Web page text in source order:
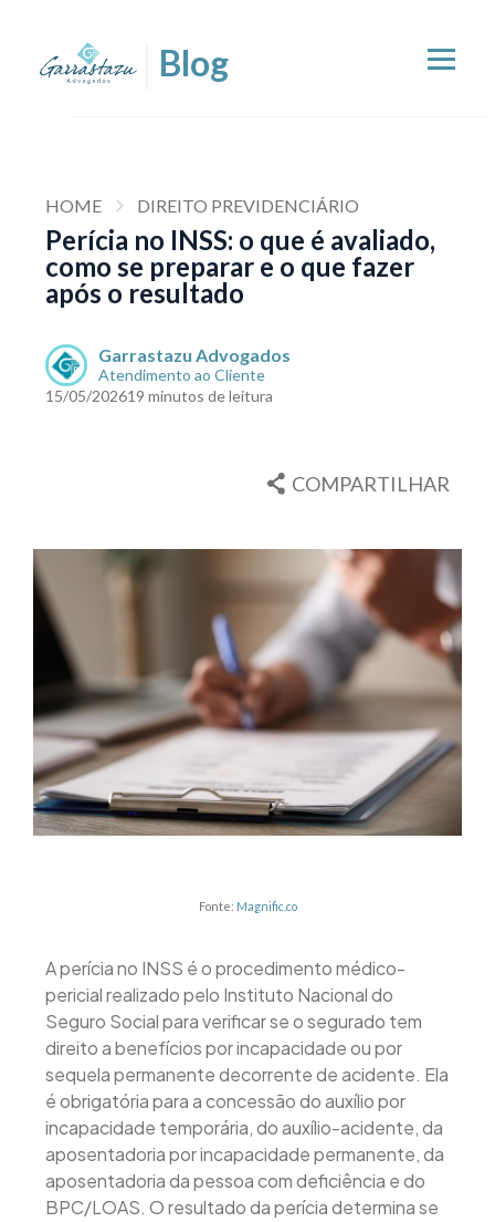
HOME DIREITO PREVIDENCIÁRIO
Perícia no INSS: o que é avaliado,
como se preparar e o que fazer
após o resultado
Garrastazu Advogados
Atendimento ao Cliente
15/05/202619 minutos de leitura
COMPARTILHAR
Fonte: Magnific.co
A perícia no INSS é o procedimento médico-
pericial realizado pelo Instituto Nacional do
Seguro Social para verificar se o segurado tem
direito a benefícios por incapacidade ou por
sequela permanente decorrente de acidente. Ela
é obrigatória para a concessão do auxílio por
incapacidade temporária, do auxílio-acidente, da
aposentadoria por incapacidade permanente, da
aposentadoria da pessoa com deficiência e do
BPC/LOAS. O resultado da perícia determina se